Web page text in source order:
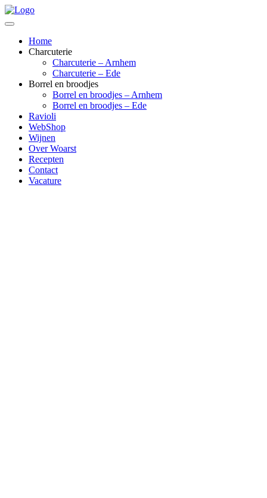
Home
Charcuterie
Charcuterie – Arnhem
Charcuterie – Ede
Borrel en broodjes
Borrel en broodjes – Arnhem
Borrel en broodjes – Ede
Ravioli
WebShop
Wijnen
Over Woarst
Recepten
Contact
Vacature